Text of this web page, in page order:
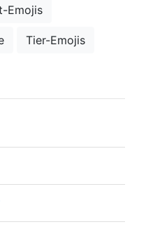
Emojis
Tier-Emojis